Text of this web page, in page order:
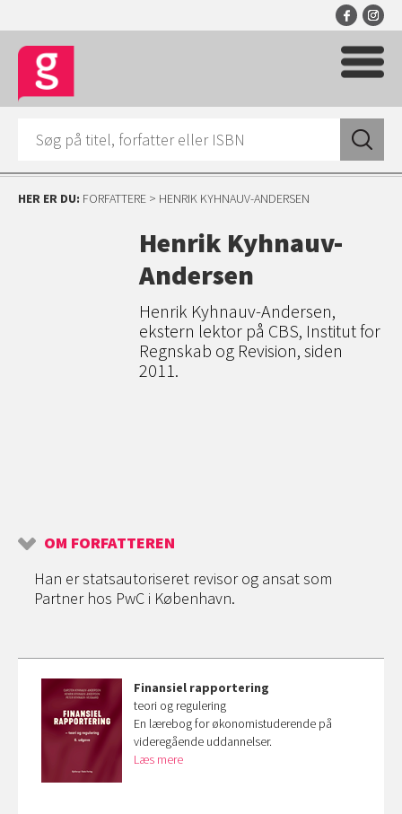
HER ER DU: FORFATTERE > HENRIK KYHNAUV-ANDERSEN
Henrik Kyhnauv-
Andersen
Henrik Kyhnauv-Andersen,
ekstern lektor på CBS, Institut for
Regnskab og Revision, siden
2011.
OM FORFATTEREN
Han er statsautoriseret revisor og ansat som
Partner hos PwC i København.
Finansiel rapportering
teori og regulering
En lærebog for økonomistuderende på
videregående uddannelser.
Læs mere